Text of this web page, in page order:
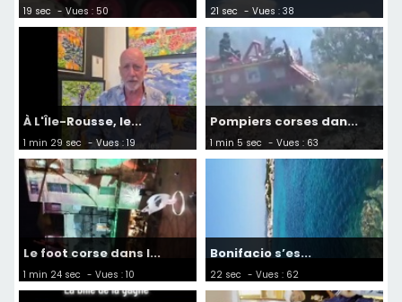
19 sec - Vues : 50 21 sec - Vues : 38
À L'Île-Rousse, le...
1 min 29 sec - Vues : 19
Pompiers corses dan...
1 min 5 sec - Vues : 63
Le foot corse dans l...
1 min 24 sec - Vues : 10
Bonifacio s’es...
22 sec - Vues : 62